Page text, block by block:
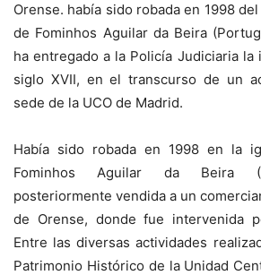
Orense. había sido robada en 1998
de Fominhos Aguilar da Beira
ha entregado a la Policía Judiciaria la
siglo XVII, en el transcurso de un
sede de la UCO de Madrid.
Había sido robada en 1998 en la
Fominhos Aguilar da Beira
posteriormente vendida a un
de Orense, donde fue intervenida
Entre las diversas actividades
Patrimonio Histórico de la Unidad